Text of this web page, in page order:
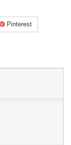
Pinterest